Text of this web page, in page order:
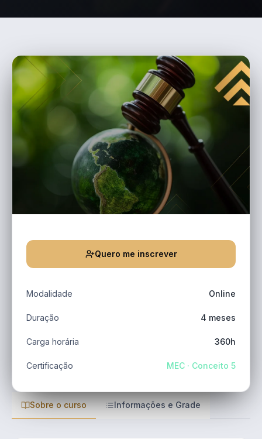
Sobre o curso Informações e Grade
Quero me inscrever
Modalidade Online
Duração 4 meses
Carga horária 360h
Certificação MEC · Conceito 5